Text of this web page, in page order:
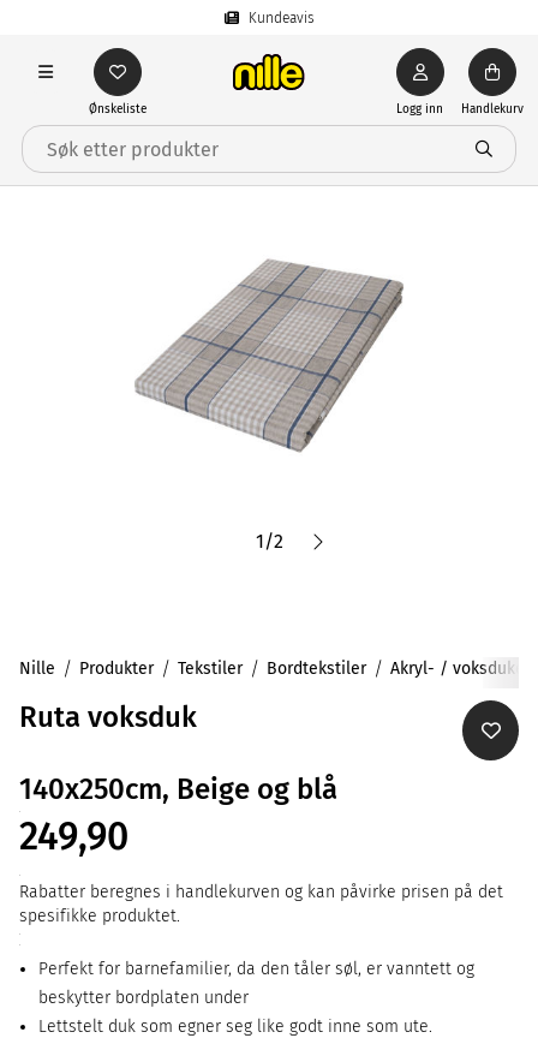
Kundeavis
Ønskeliste Logg inn Handlekurv
1/2
Nille Produkter Tekstiler Bordtekstiler Akryl- / voksduker
Ruta voksduk
140x250cm, Beige og blå
249,90
Rabatter beregnes i handlekurven og kan påvirke prisen på det
spesifikke produktet.
Perfekt for barnefamilier, da den tåler søl, er vanntett og
beskytter bordplaten under
Lettstelt duk som egner seg like godt inne som ute.